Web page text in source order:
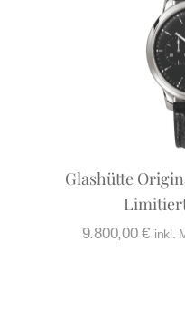
Glashütte
Limitiert
9.800,00€ inkl.